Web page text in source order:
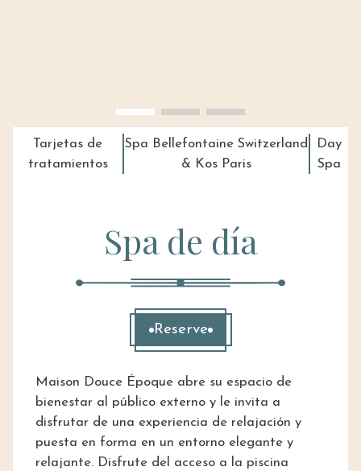
Tarjetas de
tratamientos
Spa Bellefontaine Switzerland
& Kos Paris
Day
Spa
Spa de día
Reserve
Maison Douce Époque abre su espacio de
bienestar al público externo y le invita a
disfrutar de una experiencia de relajación y
puesta en forma en un entorno elegante y
relajante. Disfrute del acceso a la piscina